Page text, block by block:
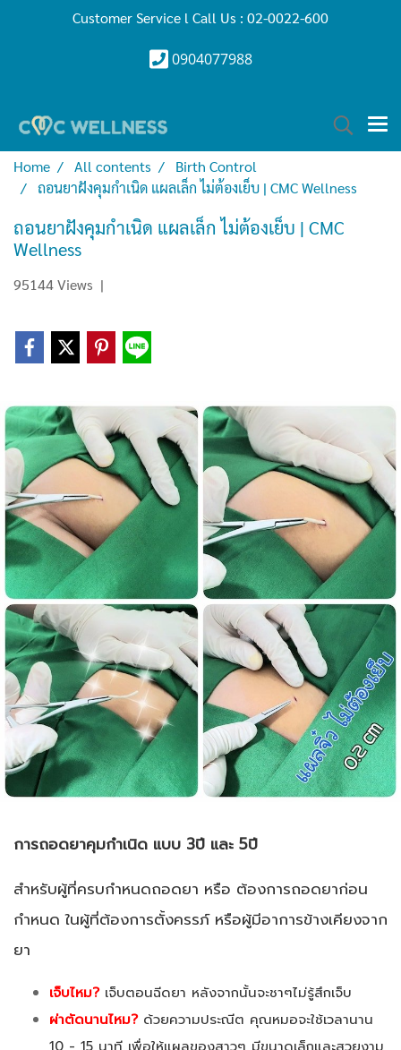
Customer Service l Call Us : 02-0022-600
0904077988
Home All contents
Birth Control
ถอนยาฝังคุมกำเนิด แผลเล็ก ไม่ต้องเย็บ | CMC Wellness
ถอนยาฝังคุมกำเนิด แผลเล็ก ไม่ต้องเย็บ | CMC
Wellness
95144 Views |
การถอดยาคุมกำเนิด แบบ 3ปี และ 5ปี
สำหรับผู้ที่ครบกำหนดถอดยา หรือ ต้องการถอดยาก่อน
กำหนด ในผู้ที่ต้องการตั้งครรภ์ หรือผู้มีอาการข้างเคียงจาก
ยา
เจ็บไหม? เจ็บตอนฉีดยา หลังจากนั้นจะชาๆไม่รู้สึกเจ็บ
ผ่าตัดนานไหม? ด้วยความประณีต คุณหมอจะใช้เวลานาน
10 - 15 นาที เพื่อให้แผลของสาวๆ มีขนาดเล็กและสวยงาม